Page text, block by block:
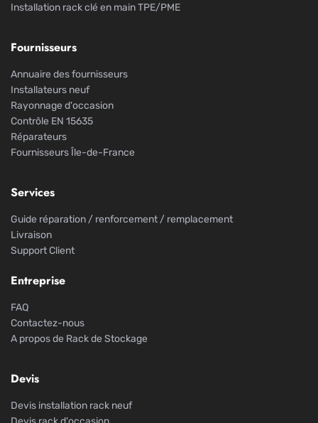
Installation rack clé en main TPE/PME
Fournisseurs
Annuaire des fournisseurs
Installateurs neuf
Rayonnage d'occasion
Contrôle EN 15635
Réparateurs
Fournisseurs Île-de-France
Services
Guide réparation / renforcement / remplacement
Livraison
Support Client
Entreprise
FAQ
Contactez-nous
A propos de Rack de Stockage
Devis
Devis installation rack neuf